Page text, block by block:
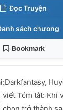
Đọc Truyện
sách chương
Bookmark
Tóm tắt: Khi